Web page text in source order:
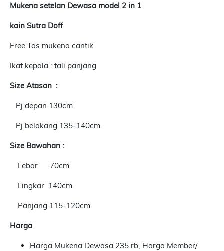
Mukena setelan Dewasa model 2 in 1
kain Sutra Doff
Free Tas mukena cantik
Ikat kepala : tali panjang
Size Atasan :
Pj depan 130cm
Pj belakang 135-140cm
Size Bawahan :
Lebar 70cm
Lingkar 140cm
Panjang 115-120cm
Harga
Harga Mukena Dewasa 235 rb, Harga Member/